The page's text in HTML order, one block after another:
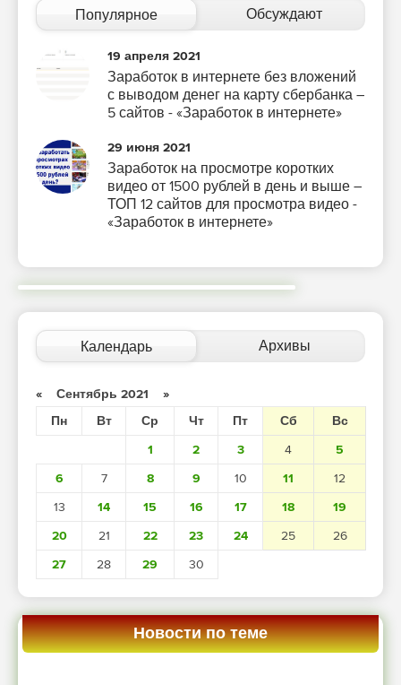
Популярное Обсуждают
19 апреля 2021
Заработок в интернете без вложений
с выводом денег на карту сбербанка –
5 сайтов - «Заработок в интернете»
29 июня 2021
Заработок на просмотре коротких
видео от 1500 рублей в день и выше –
ТОП 12 сайтов для просмотра видео -
«Заработок в интернете»
Календарь Архивы
« Сентябрь 2021 »
Пн
Вт Ср Чт Пт Сб
Вс
1
2 3 4
5
6
7 8 9 10 11
12
13
14 15 16 17 18
19
20
21 22 23 24 25
26
27
28 29 30
Новости по теме